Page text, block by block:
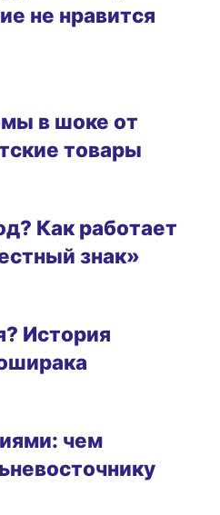
не нравится
в шоке от
товары
Как работает
знак»
История
чем